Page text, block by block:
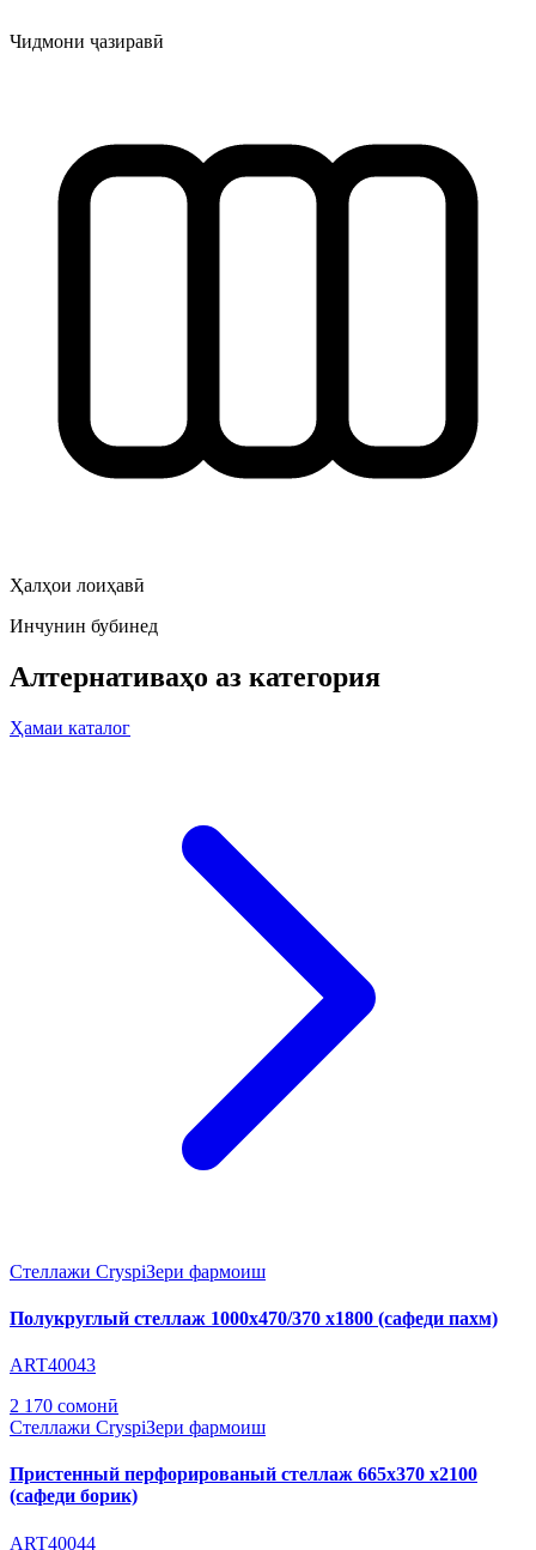
Чидмони ҷазиравӣ
Ҳалҳои лоиҳавӣ
Инчунин бубинед
Алтернативаҳо аз категория
Ҳамаи каталог
Стеллажи CryspiЗери фармоиш
Полукруглый стеллаж 1000х470/370 х1800 (сафеди пахм)
ART40043
2 170 сомонӣ
Стеллажи CryspiЗери фармоиш
Пристенный перфорированый стеллаж 665х370 х2100
(сафеди борик)
ART40044